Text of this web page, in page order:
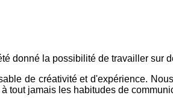
donné la possibilité de travailler sur
de créativité et d'expérience.
jamais les habitudes de